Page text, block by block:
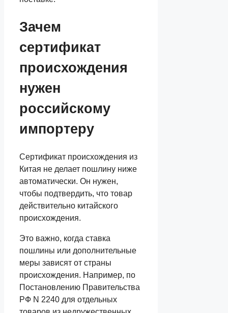
Зачем
сертификат
происхождения
нужен
российскому
импортеру
Сертификат происхождения из
Китая не делает пошлину ниже
автоматически. Он нужен,
чтобы подтвердить, что товар
действительно китайского
происхождения.
Это важно, когда ставка
пошлины или дополнительные
меры зависят от страны
происхождения. Например, по
Постановлению Правительства
РФ N 2240 для отдельных